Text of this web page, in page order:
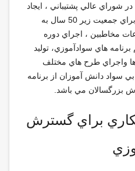
آن در شوراي عالي پشتيباني ، ايجاد
پايگاه اطلاعات ثبتي سطح سواد براي جمعيت زير 50 سال به
مخاطبين ، اجراي دوره
هاي سوادآموزي، توليد
واجراي طرح هاي مختلف
سواد دانش آموزان از برنامه
بزرگسالان مي باشد.
همكاري براي گسترش